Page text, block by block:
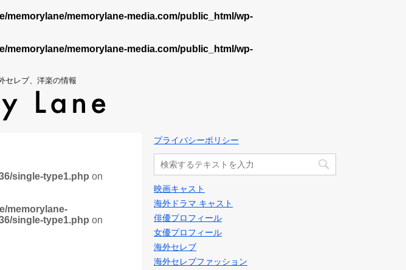
memorylane/memorylane-media.com/public_html/wp-
memorylane/memorylane-media.com/public_html/wp-
セレブ、洋楽の情報
single-type1.php on
memorylane-
single-type1.php on
プライバシーポリシー
映画キャスト
海外ドラマ キャスト
俳優プロフィール
女優プロフィール
海外セレブ
海外セレブファッション